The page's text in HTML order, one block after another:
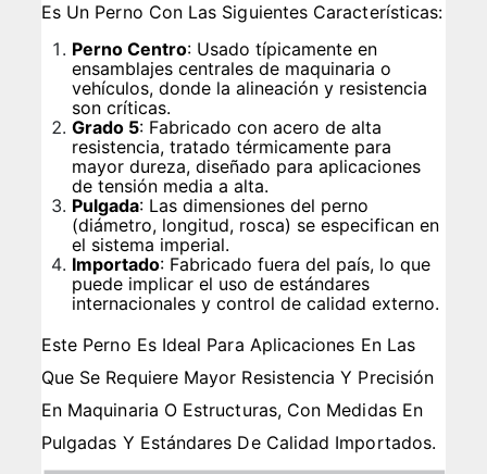
Es Un Perno Con Las Siguientes Características:
Perno Centro: Usado típicamente en
ensamblajes centrales de maquinaria o
vehículos, donde la alineación y resistencia
son críticas.
Grado 5: Fabricado con acero de alta
resistencia, tratado térmicamente para
mayor dureza, diseñado para aplicaciones
de tensión media a alta.
Pulgada: Las dimensiones del perno
(diámetro, longitud, rosca) se especifican en
el sistema imperial.
Importado: Fabricado fuera del país, lo que
puede implicar el uso de estándares
internacionales y control de calidad externo.
Este Perno Es Ideal Para Aplicaciones En Las
Que Se Requiere Mayor Resistencia Y Precisión
En Maquinaria O Estructuras, Con Medidas En
Pulgadas Y Estándares De Calidad Importados.